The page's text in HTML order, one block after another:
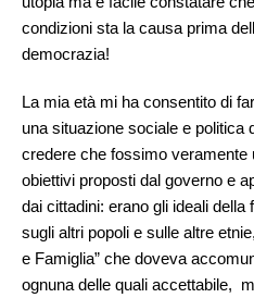
condizioni sta la causa prima
democrazia!
La mia età mi ha consentito di
una situazione sociale e politica
credere che fossimo veramente
obiettivi proposti dal governo e
dai cittadini: erano gli ideali
sugli altri popoli e sulle altre
e Famiglia” che doveva
ognuna delle quali accettabile,